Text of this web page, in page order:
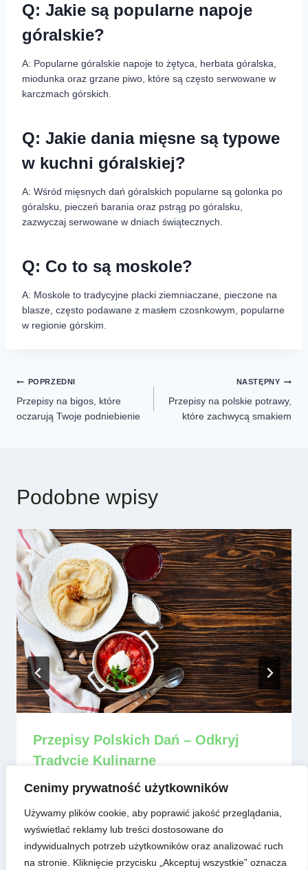
Cenimy prywatność użytkowników
Używamy plików cookie, aby poprawić jakość przeglądania,
wyświetlać reklamy lub treści dostosowane do
indywidualnych potrzeb użytkowników oraz analizować ruch
na stronie. Kliknięcie przycisku „Akceptuj wszystkie” oznacza
Q: Jakie są popularne napoje
góralskie?
A: Popularne góralskie napoje to żętyca, herbata góralska,
miodunka oraz grzane piwo, które są często serwowane w
karczmach górskich.
Q: Jakie dania mięsne są typowe
w kuchni góralskiej?
A: Wśród mięsnych dań góralskich popularne są golonka po
góralsku, pieczeń barania oraz pstrąg po góralsku,
zazwyczaj serwowane w dniach świątecznych.
Q: Co to są moskole?
A: Moskole to tradycyjne placki ziemniaczane, pieczone na
blasze, często podawane z masłem czosnkowym, popularne
w regionie górskim.
POPRZEDNI
Przepisy na bigos, które
oczarują Twoje podniebienie
NASTĘPNY
Przepisy na polskie potrawy,
które zachwycą smakiem
Podobne wpisy
Przepisy Polskich Dań – Odkryj
Tradycje Kulinarne
Przez admin 8 czerwca, 2025